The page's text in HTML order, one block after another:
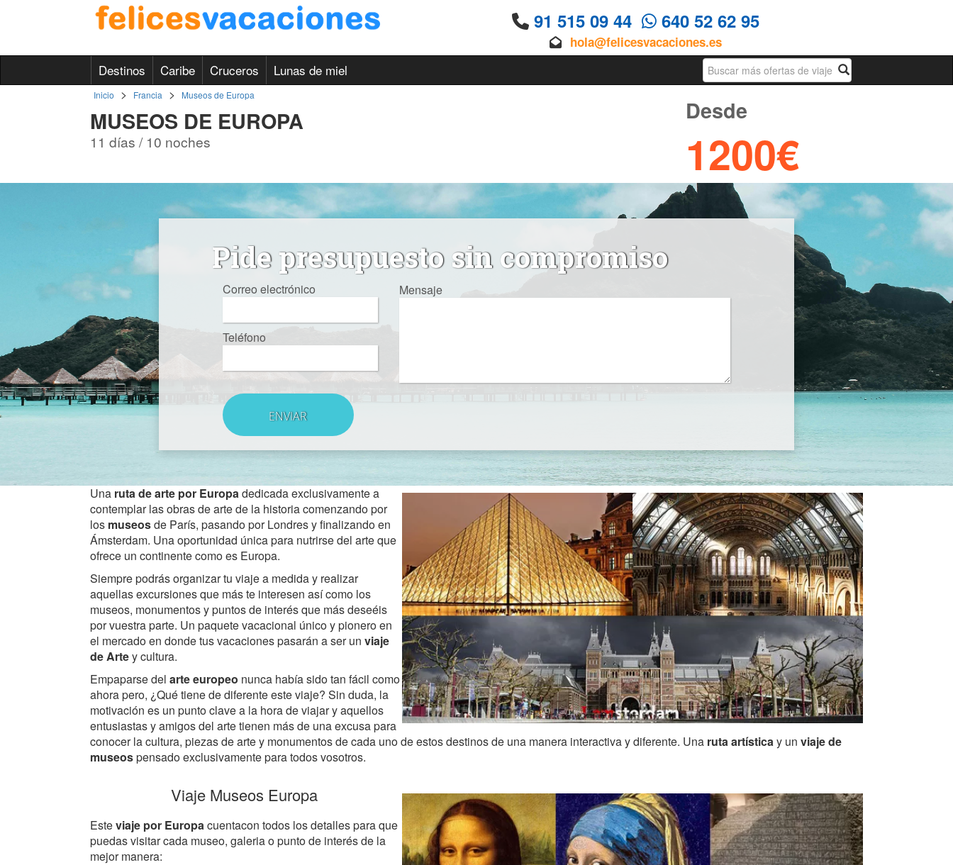
91 515 09 44 640 52 62 95
hola@felicesvacaciones.es
Destinos Caribe Cruceros Lunas de miel Busqueda
Inicio > Francia > Museos de Europa
MUSEOS DE EUROPA
11 días / 10 noches
Desde
1200€
Pide presupuesto sin compromiso
Correo electrónico
Teléfono
Mensaje
Una ruta de arte por Europadedicada exclusivamente a
contemplar las obras de arte de la historia comenzando por
los museosde París, pasando por Londres y finalizando en
Ámsterdam. Una oportunidad única para nutrirse del arte que
ofrece un continente como es Europa.
Siempre podrás organizar tu viaje a medida y realizar
aquellas excursiones que más te interesen así como los
museos, monumentos y puntos de interés que más deseéis
por vuestra parte. Un paquete vacacional único y pionero en
el mercado en donde tus vacaciones pasarán a ser un viaje
de Artey cultura.
Empaparse del arte europeo nunca había sido tan fácil como
ahora pero, ¿Qué tiene de diferente este viaje? Sin duda, la
motivación es un punto clave a la hora de viajar y aquellos
entusiastas y amigos del arte tienen más de una excusa para
conocer la cultura, piezas de arte y monumentos de cada uno de estos destinos de una manera interactiva y diferente. Una ruta artísticay un viaje de
museospensado exclusivamente para todos vosotros.
Viaje Museos Europa
Esteviaje por Europacuentacon todos los detalles para que
puedas visitar cada museo, galeria o punto de interés de la
mejor manera: